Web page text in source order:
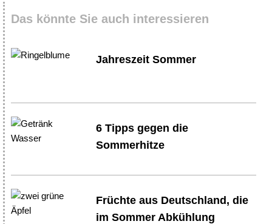
Das könnte Sie auch interessieren
Jahreszeit Sommer
6 Tipps gegen die
Sommerhitze
Früchte aus Deutschland, die
im Sommer Abkühlung